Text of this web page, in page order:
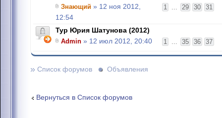
1 ... 29 30 31
Знающий » 12 ноя 2012,
12:54
Тур Юрия Шатунова (2012)
1 ... 35 36 37
Admin » 12 июл 2012, 20:40
» Список форумов Объявления
Вернуться в Список форумов